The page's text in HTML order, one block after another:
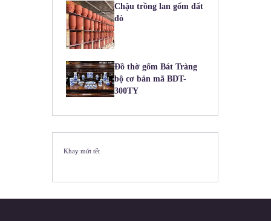
Chậu trồng lan gốm đất
đỏ
Đồ thờ gốm Bát Tràng
bộ cơ bản mã BDT-
300TY
Khay mứt tết